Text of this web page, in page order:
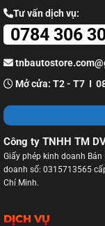
Tư vấn dịch vụ:
0784 306
Mở cửa: T2 - T7 I
Công ty TNHH TM
Giấy phép kinh doanh
doanh số: 0315713565
Chí Minh.
DỊCH VỤ